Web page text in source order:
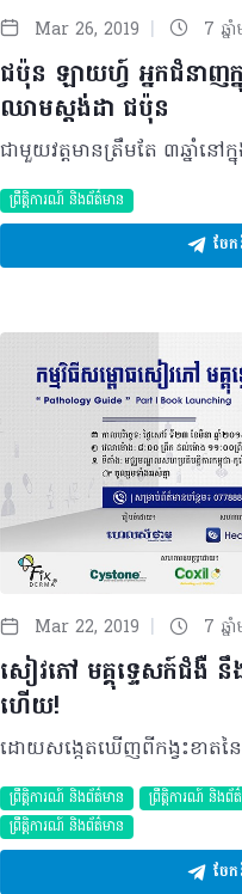
Mar 26, 2019 | 7 ឆ្ន
ជប៉ុន ឡាយហ្វ៍ អ្នកជំនាញក្
ឈាមស្តង់ដា ជប៉ុន
ព្រឹត្តិការណ៍ និងព័ត៌មាន
ចែ
Mar 22, 2019 | 7 ឆ្ន
សៀវភៅ មគ្គុទ្ទេសក៍ជំងឺ នឹងធ្
ហើយ!
ព្រឹត្តិការណ៍ និងព័ត៌មាន ព្រឹត្តិការណ៍ និងព័
ព្រឹត្តិការណ៍ និងព័ត៌មាន
ចែ